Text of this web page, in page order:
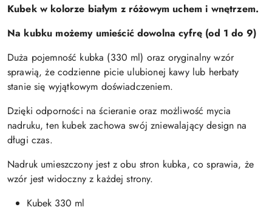
Kubek w kolorze białym z różowym uchem i wnętrzem.
Na kubku możemy umieścić dowolna cyfrę (od 1 do 9)
Duża pojemność kubka (330 ml) oraz oryginalny wzór
sprawią, że codzienne picie ulubionej kawy lub herbaty
stanie się wyjątkowym doświadczeniem.
Dzięki odporności na ścieranie oraz możliwość mycia
nadruku, ten kubek zachowa swój zniewalający design na
długi czas.
Nadruk umieszczony jest z obu stron kubka, co sprawia, że
wzór jest widoczny z każdej strony.
Kubek 330 ml